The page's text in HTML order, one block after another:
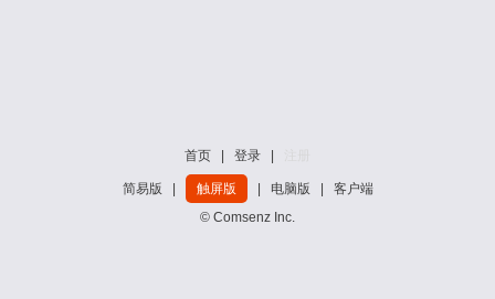
首页 登录
简易版 触屏版 电脑版
客户端
© Comsenz Inc.